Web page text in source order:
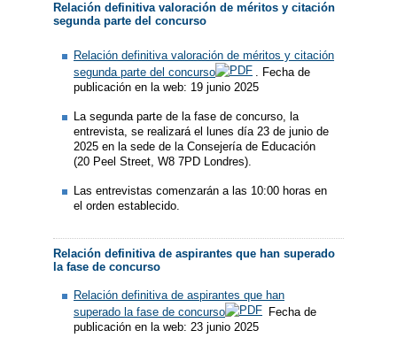
Relación definitiva valoración de méritos y citación
segunda parte del concurso
Relación definitiva valoración de méritos y citación
segunda parte del concurso
. Fecha de
publicación en la web: 19 junio 2025
La segunda parte de la fase de concurso, la
entrevista, se realizará el lunes día 23 de junio de
2025 en la sede de la Consejería de Educación
(20 Peel Street, W8 7PD Londres).
Las entrevistas comenzarán a las 10:00 horas en
el orden establecido.
Relación definitiva de aspirantes que han superado
la fase de concurso
Relación definitiva de aspirantes que han
superado la fase de concurso
Fecha de
publicación en la web: 23 junio 2025